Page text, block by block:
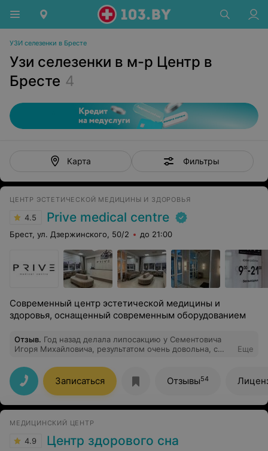
УЗИ селезенки в Бресте
Узи селезенки в м-р Центр в
Бресте 4
Карта Фильтры
ЦЕНТР ЭСТЕТИЧЕСКОЙ МЕДИЦИНЫ И ЗДОРОВЬЯ
4.5 Prive medical centre
Брест, ул. Дзержинского, 50/2 до 21:00
Современный центр эстетической медицины и
здоровья, оснащенный современным оборудованием
Отзыв. Год назад делала липосакцию у Сементовича
Игоря Михайловича, результатом очень довольна, с
операции, скажу , что реабилитация проходила
непросто, первых две недели были сложными,
болевые ощущения и отечность, но через две недели
все начало потихоньку сходить, окончательный
результат сформировался примерно через три месяца,
центре Prive, спасибо ещё раз огромное доктору
Еще
Записаться Отзывы54
МЕДИЦИНСКИЙ ЦЕНТР
4.9 Центр здорового сна